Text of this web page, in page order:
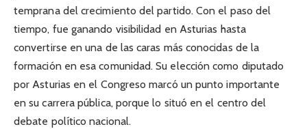
temprana del crecimiento del partido. Con el paso del
tiempo, fue ganando visibilidad en Asturias hasta
convertirse en una de las caras más conocidas de la
formación en esa comunidad. Su elección como diputado
por Asturias en el Congreso marcó un punto importante
en su carrera pública, porque lo situó en el centro del
debate político nacional.